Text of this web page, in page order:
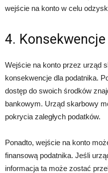
wejście na konto w celu
4.
Wejście na konto przez urząd
konsekwencje dla podatnika.
dostęp do swoich środków
bankowym. Urząd skarbowy
pokrycia zaległych podatków.
Ponadto, wejście na konto
finansową podatnika. Jeśli
informacja ta może zostać